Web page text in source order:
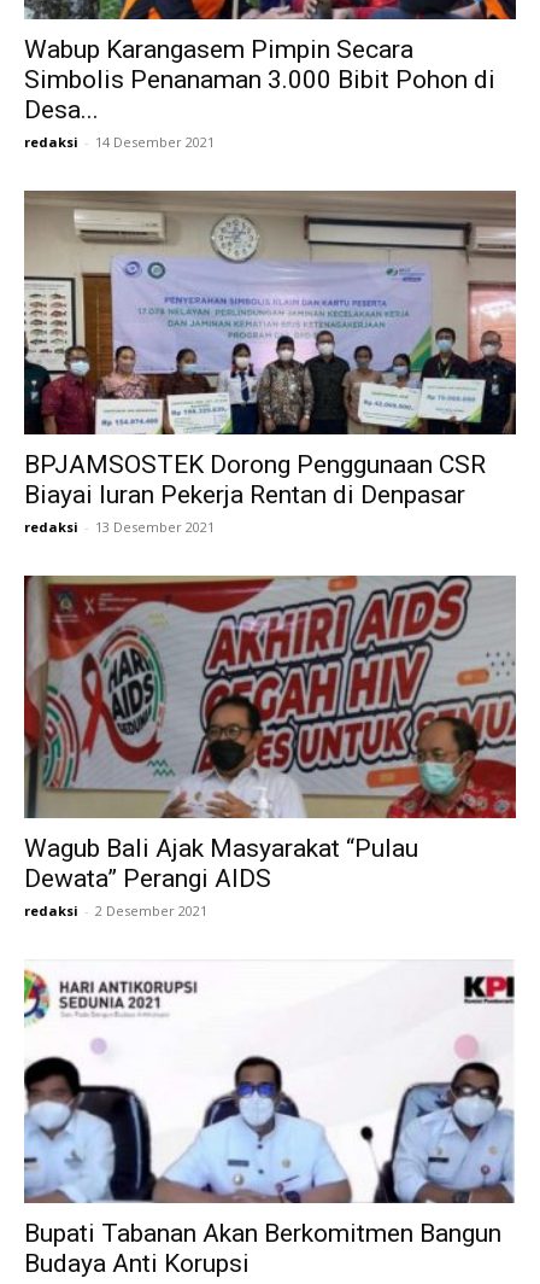
Wabup Karangasem Pimpin Secara
Simbolis Penanaman 3.000 Bibit Pohon di
Desa...
redaksi - 14 Desember 2021
BPJAMSOSTEK Dorong Penggunaan CSR
Biayai Iuran Pekerja Rentan di Denpasar
redaksi - 13 Desember 2021
Wagub Bali Ajak Masyarakat “Pulau
Dewata” Perangi AIDS
redaksi - 2 Desember 2021
Bupati Tabanan Akan Berkomitmen Bangun
Budaya Anti Korupsi